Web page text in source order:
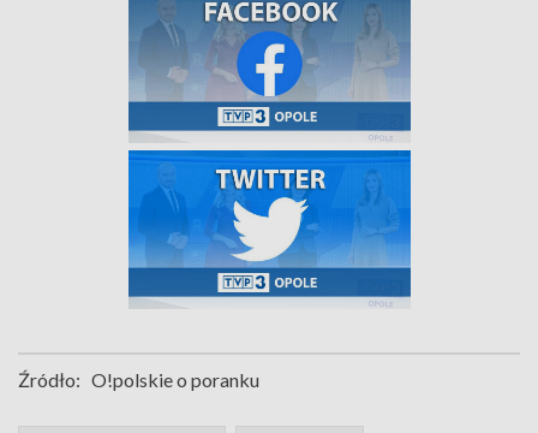
Źródło: O!polskie o poranku